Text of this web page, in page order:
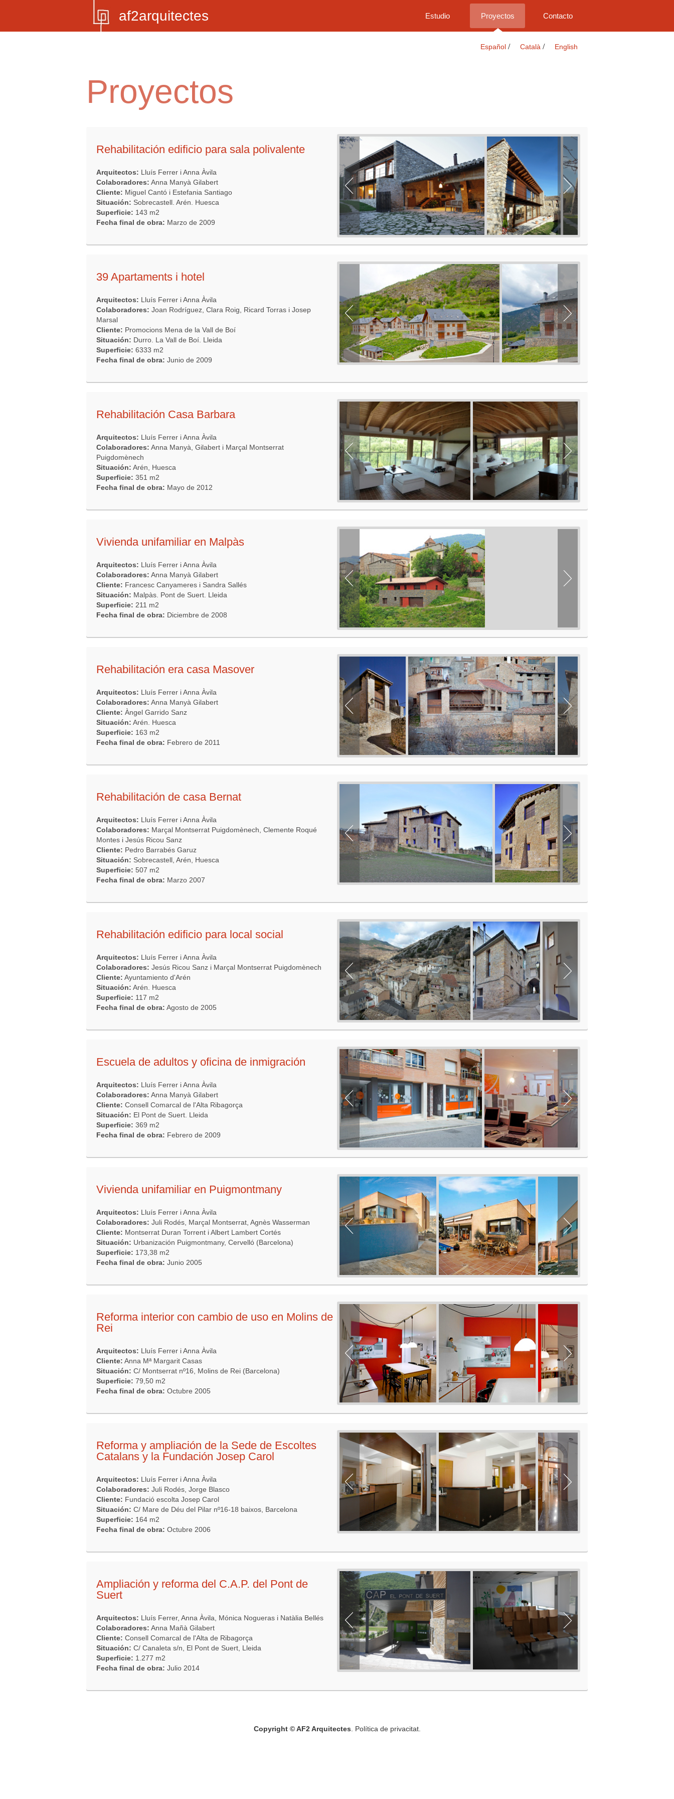
af2arquitectes Estudio Proyectos Contacto
English
Català /
Español /
Proyectos
Rehabilitación edificio para sala polivalente
Arquitectos: Lluís Ferrer i Anna Àvila
Colaboradores: Anna Manyà Gilabert
Cliente: Miguel Cantó i Estefania Santiago
Situación: Sobrecastell. Arén. Huesca
Superficie: 143 m2
Fecha final de obra: Marzo de 2009
39 Apartaments i hotel
Arquitectos: Lluís Ferrer i Anna Àvila
Colaboradores: Joan Rodríguez, Clara Roig, Ricard Torras i Josep
Marsal
Cliente: Promocions Mena de la Vall de Boí
Situación: Durro. La Vall de Boí. Lleida
Superficie: 6333 m2
Fecha final de obra: Junio de 2009
Rehabilitación Casa Barbara
Arquitectos: Lluís Ferrer i Anna Àvila
Colaboradores: Anna Manyà, Gilabert i Marçal Montserrat
Puigdomènech
Situación: Arén, Huesca
Superficie: 351 m2
Fecha final de obra: Mayo de 2012
Vivienda unifamiliar en Malpàs
Arquitectos: Lluís Ferrer i Anna Àvila
Colaboradores: Anna Manyà Gilabert
Cliente: Francesc Canyameres i Sandra Sallés
Situación: Malpàs. Pont de Suert. Lleida
Superficie: 211 m2
Fecha final de obra: Diciembre de 2008
Rehabilitación era casa Masover
Arquitectos: Lluís Ferrer i Anna Àvila
Colaboradores: Anna Manyà Gilabert
Cliente: Àngel Garrido Sanz
Situación: Arén. Huesca
Superficie: 163 m2
Fecha final de obra: Febrero de 2011
Rehabilitación de casa Bernat
Arquitectos: Lluís Ferrer i Anna Àvila
Colaboradores: Marçal Montserrat Puigdomènech, Clemente Roqué
Montes i Jesús Ricou Sanz
Cliente: Pedro Barrabés Garuz
Situación: Sobrecastell, Arén, Huesca
Superficie: 507 m2
Fecha final de obra: Marzo 2007
Rehabilitación edificio para local social
Arquitectos: Lluís Ferrer i Anna Àvila
Colaboradores: Jesús Ricou Sanz i Marçal Montserrat Puigdomènech
Cliente: Ayuntamiento d'Arén
Situación: Arén. Huesca
Superficie: 117 m2
Fecha final de obra: Agosto de 2005
Escuela de adultos y oficina de inmigración
Arquitectos: Lluís Ferrer i Anna Àvila
Colaboradores: Anna Manyà Gilabert
Cliente: Consell Comarcal de l'Alta Ribagorça
Situación: El Pont de Suert. Lleida
Superficie: 369 m2
Fecha final de obra: Febrero de 2009
Vivienda unifamiliar en Puigmontmany
Arquitectos: Lluís Ferrer i Anna Àvila
Colaboradores: Juli Rodés, Marçal Montserrat, Agnès Wasserman
Cliente: Montserrat Duran Torrent i Albert Lambert Cortés
Situación: Urbanización Puigmontmany, Cervelló (Barcelona)
Superficie: 173,38 m2
Fecha final de obra: Junio 2005
Reforma interior con cambio de uso en Molins de
Rei
Arquitectos: Lluís Ferrer i Anna Àvila
Cliente: Anna Mª Margarit Casas
Situación: C/ Montserrat nº16, Molins de Rei (Barcelona)
Superficie: 79,50 m2
Fecha final de obra: Octubre 2005
Reforma y ampliación de la Sede de Escoltes
Catalans y la Fundación Josep Carol
Arquitectos: Lluís Ferrer i Anna Àvila
Colaboradores: Juli Rodés, Jorge Blasco
Cliente: Fundació escolta Josep Carol
Situación: C/ Mare de Déu del Pilar nº16-18 baixos, Barcelona
Superficie: 164 m2
Fecha final de obra: Octubre 2006
Ampliación y reforma del C.A.P. del Pont de
Suert
Arquitectos: Lluís Ferrer, Anna Àvila, Mónica Nogueras i Natàlia Bellés
Colaboradores: Anna Mañà Gilabert
Cliente: Consell Comarcal de l'Alta de Ribagorça
Situación: C/ Canaleta s/n, El Pont de Suert, Lleida
Superficie: 1.277 m2
Fecha final de obra: Julio 2014
Copyright © AF2 Arquitectes . Política de privacitat.